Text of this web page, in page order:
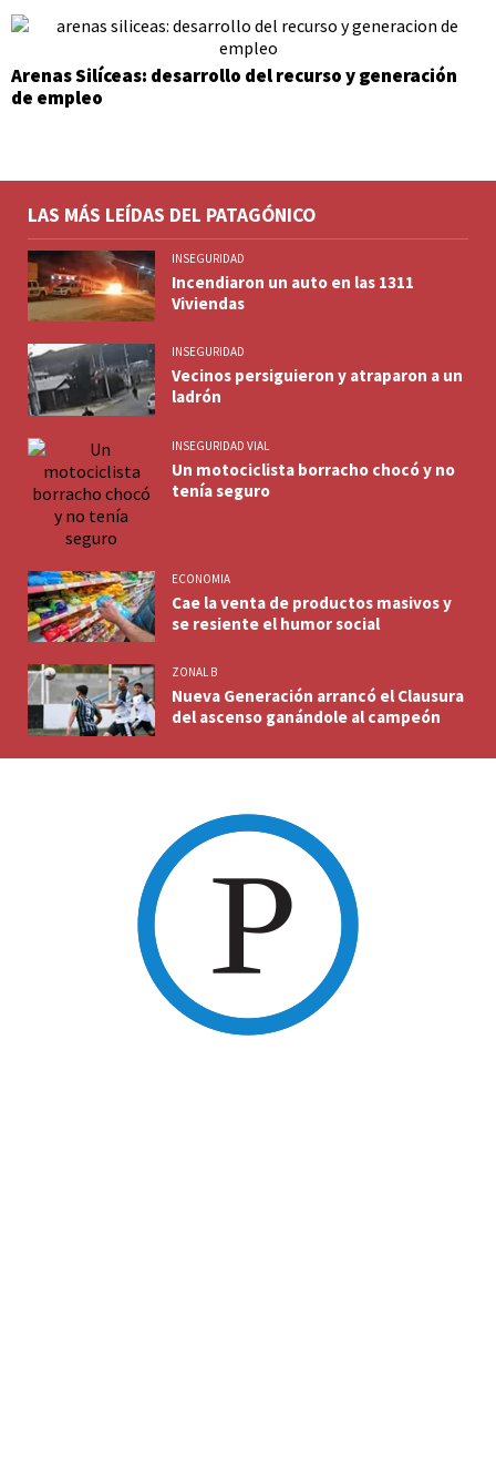
Arenas Silíceas: desarrollo del recurso y generación
de empleo
LAS MÁS LEÍDAS DEL PATAGÓNICO
INSEGURIDAD
Incendiaron un auto en las 1311
Viviendas
INSEGURIDAD
Vecinos persiguieron y atraparon a un
ladrón
INSEGURIDAD VIAL
Un motociclista borracho chocó y no
tenía seguro
ECONOMIA
Cae la venta de productos masivos y
se resiente el humor social
ZONAL B
Nueva Generación arrancó el Clausura
del ascenso ganándole al campeón